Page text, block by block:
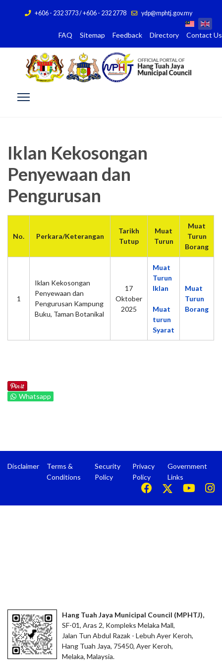
+606 - 232 3773 / +606 - 232 2778 ydp@mphtj.gov.my
FAQ Sitemap Feedback Directory Contact Us
Iklan Kekosongan
Penyewaan dan
Pengurusan
No. Perkara/Keterangan
Tarikh
Tutup
Muat
Turun
Muat
Turun
Borang
1
Iklan Kekosongan
Penyewaan dan
Pengurusan Kampung
Buku, Taman Botanikal
17
Oktober
2025
Muat
Turun
Iklan
Muat
turun
Syarat
Muat
Turun
Borang
Whatsapp
Disclaimer
Terms &
Conditions
Security
Policy
Privacy
Policy
Government
Links
Hang Tuah Jaya Municipal Council (MPHTJ),
SF-01, Aras 2, Kompleks Melaka Mall,
Jalan Tun Abdul Razak - Lebuh Ayer Keroh,
Hang Tuah Jaya, 75450, Ayer Keroh,
Melaka, Malaysia.